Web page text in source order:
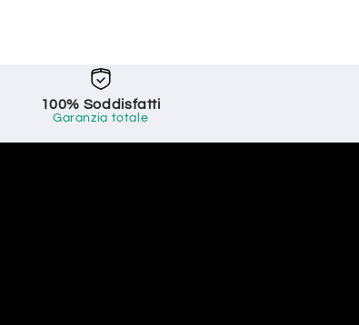
100% Soddisfatti
Garanzia totale